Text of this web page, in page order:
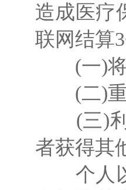
造成医疗
联网结算
(一)将
(二)重
(三)利
者获得其
个人以